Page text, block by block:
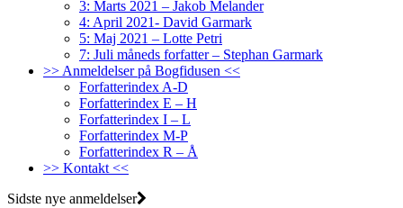
3: Marts 2021 – Jakob Melander
4: April 2021- David Garmark
5: Maj 2021 – Lotte Petri
7: Juli måneds forfatter – Stephan Garmark
>> Anmeldelser på Bogfidusen <<
Forfatterindex A-D
Forfatterindex E – H
Forfatterindex I – L
Forfatterindex M-P
Forfatterindex R – Å
>> Kontakt <<
Sidste nye anmeldelser